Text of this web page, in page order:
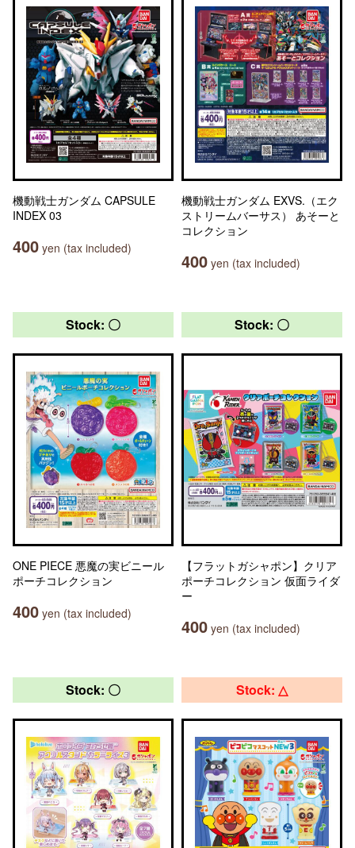
機動戦士ガンダム CAPSULE
INDEX 03
400 yen (tax included)
機動戦士ガンダム EXVS.（エク
ストリームバーサス） あそーと
コレクション
400 yen (tax included)
Stock: 〇
ONE PIECE 悪魔の実ビニール
ポーチコレクション
400 yen (tax included)
Stock: 〇
【フラットガシャポン】クリア
ポーチコレクション 仮面ライダ
ー
400 yen (tax included)
Stock: 〇 Stock: △